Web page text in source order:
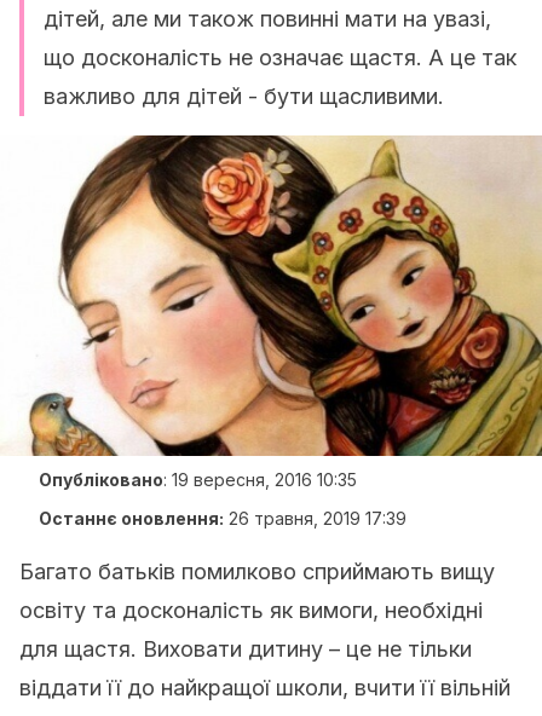
дітей, але ми також повинні мати на увазі,
що досконалість не означає щастя. А це так
важливо для дітей - бути щасливими.
Опубліковано: 19 вересня, 2016 10:35
Останнє оновлення: 26 травня, 2019 17:39
Багато батьків помилково сприймають вищу
освіту та досконалість як вимоги, необхідні
для щастя. Виховати дитину – це не тільки
віддати її до найкращої школи, вчити її вільній